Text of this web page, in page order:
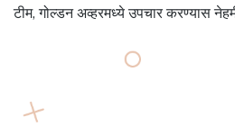
टीम, गोल्डन अव्हरमध्ये उपचार करण्यास